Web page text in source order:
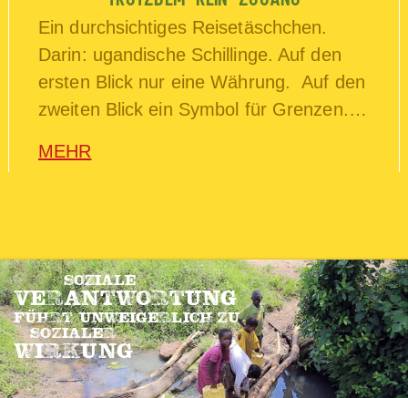
Ein durchsichtiges Reisetäschchen.
Darin: ugandische Schillinge. Auf den
ersten Blick nur eine Währung. Auf den
zweiten Blick ein Symbol für Grenzen.…
MEHR
SOZIALE
VERANTWORTUNG
FÜHRT UNWEIGERLICH ZU
SOZIALER
WIRKUNG